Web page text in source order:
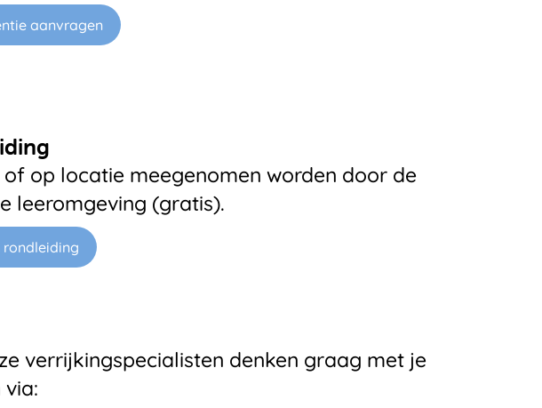
aanvragen
op locatie meegenomen worden door de
leeromgeving (gratis).
rondleiding
verrijkingspecialisten denken graag met je